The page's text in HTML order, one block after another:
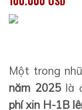
Một trong
năm 2025là
phí xin H-1B